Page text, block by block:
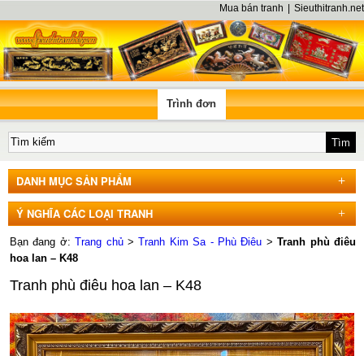
Sieuthitranh.net
Mua bán tranh
Trình đơn
DANH MỤC SẢN PHẨM
Ý NGHĨA CÁC LOẠI TRANH
Bạn đang ở:Trang chủ>Tranh Kim Sa - Phù Điêu >Tranh phù điêu
hoa lan – K48
Tranh phù điêu hoa lan – K48